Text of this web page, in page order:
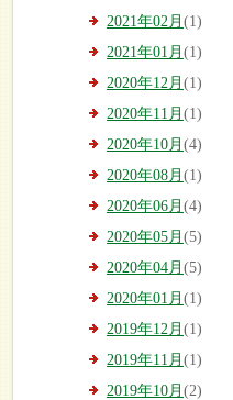
2021年02月 (1)
2021年01月 (1)
2020年12月 (1)
2020年11月 (1)
2020年10月 (4)
2020年08月 (1)
2020年06月 (4)
2020年05月 (5)
2020年04月 (5)
2020年01月 (1)
2019年12月 (1)
2019年11月 (1)
2019年10月 (2)